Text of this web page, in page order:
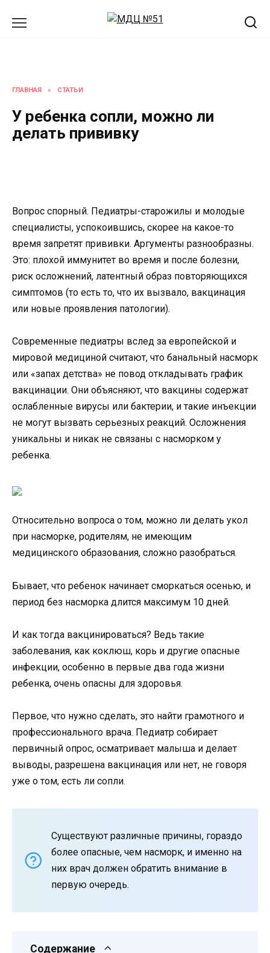
ГЛАВНАЯ » СТАТЬИ
У ребенка сопли, можно ли
делать прививку
Вопрос спорный. Педиатры-старожилы и молодые
специалисты, успокоившись, скорее на какое-то
время запретят прививки. Аргументы разнообразны.
Это: плохой иммунитет во время и после болезни,
риск осложнений, латентный образ повторяющихся
симптомов (то есть то, что их вызвало, вакцинация
или новые проявления патологии).
Современные педиатры вслед за европейской и
мировой медициной считают, что банальный насморк
или «запах детства» не повод откладывать график
вакцинации. Они объясняют, что вакцины содержат
ослабленные вирусы или бактерии, и такие инъекции
не могут вызвать серьезных реакций. Осложнения
уникальны и никак не связаны с насморком у
ребенка.
Относительно вопроса о том, можно ли делать укол
при насморке, родителям, не имеющим
медицинского образования, сложно разобраться.
Бывает, что ребенок начинает сморкаться осенью, и
период без насморка длится максимум 10 дней.
И как тогда вакцинироваться? Ведь такие
заболевания, как коклюш, корь и другие опасные
инфекции, особенно в первые два года жизни
ребенка, очень опасны для здоровья.
Первое, что нужно сделать, это найти грамотного и
профессионального врача. Педиатр собирает
первичный опрос, осматривает малыша и делает
выводы, разрешена вакцинация или нет, не говоря
уже о том, есть ли сопли.
Существуют различные причины, гораздо
более опасные, чем насморк, и именно на
них врач должен обратить внимание в
первую очередь.
Содержание